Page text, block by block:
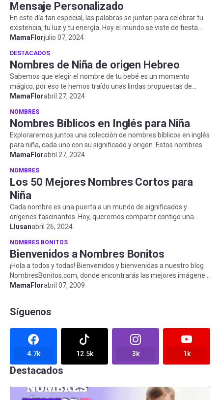
Mensaje Personalizado
En este día tan especial, las palabras se juntan para celebrar tu
existencia, tu luz y tu energía. Hoy el mundo se viste de fiesta
para ho...
MamaFlorjulio 07, 2024
DESTACADOS
Nombres de Niña de origen Hebreo
Sabemos que elegir el nombre de tu bebé es un momento
mágico, por eso te hemos traído unas lindas propuestas de
nombres hebreos que estamos ...
MamaFlorabril 27, 2024
NOMBRES
Nombres Bíblicos en Inglés para Niña
Exploraremos juntos una colección de nombres bíblicos en inglés
para niña, cada uno con su significado y origen. Estos nombres
de mujeres en...
MamaFlorabril 27, 2024
NOMBRES
Los 50 Mejores Nombres Cortos para
Niña
Cada nombre es una puerta a un mundo de significados y
orígenes fascinantes. Hoy, queremos compartir contigo una
selección de nombres cortos...
Llusanabril 26, 2024
NOMBRES BONITOS
Bienvenidos a Nombres Bonitos
¡Hola a todos y todas! Bienvenidos y bienvenidas a nuestro blog
NombresBonitos.com, donde encontrarás las mejores imágenes
de nombres boni...
MamaFlorabril 07, 2009
Síguenos
4.7k 12.5k 3k 1k
Destacados